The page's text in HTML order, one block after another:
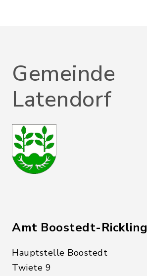
Gemeinde
Latendorf
Amt Boostedt-Rickling
Hauptstelle Boostedt
Twiete 9